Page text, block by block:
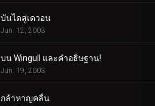
บันไดสู่เดวอน
Jun. 12, 2003
บน Wingull และคำอธิษฐาน!
Jun. 19, 2003
กล้าหาญคลื่น